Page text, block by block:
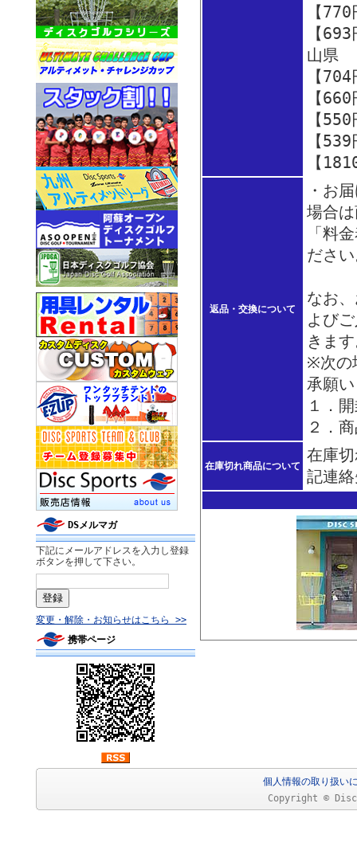
DSメルマガ
下記にメールアドレスを入力し登録
ボタンを押して下さい。
変更・解除・お知らせはこちら >>
携帯ページ
【
【
山県
【
【
【
【
【
返品・交換について
・お
場合
「料
ださ
なお
よび
きま
※次の
承願
１．
２．
在庫切れ商品について
在庫
記連
個人情報の取り扱い
Copyright ©